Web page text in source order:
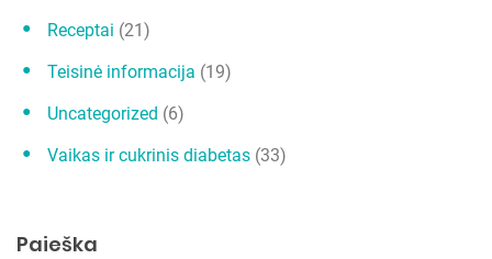
Receptai (21)
Teisinė informacija (19)
Uncategorized (6)
Vaikas ir cukrinis diabetas (33)
Paieška